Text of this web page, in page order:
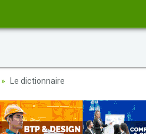
Le dictionnaire